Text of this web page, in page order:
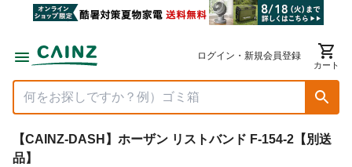
ログイン・新規会員登録
カート
【CAINZ-DASH】ホーザン リストバンド F-154-2【別送
品】